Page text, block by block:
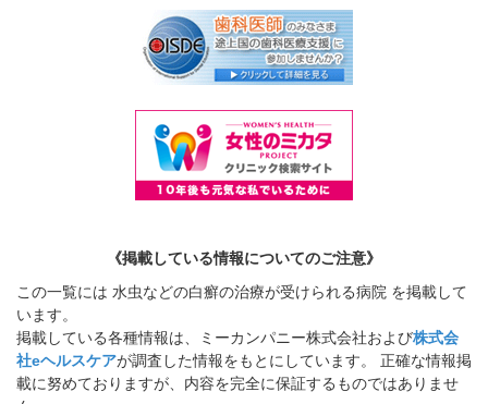
《掲載している情報についてのご注意》
この一覧には 水虫などの白癬の治療が受けられる病院 を掲載して
います。
掲載している各種情報は、ミーカンパニー株式会社および株式会
社eヘルスケアが調査した情報をもとにしています。 正確な情報掲
載に努めておりますが、内容を完全に保証するものではありませ